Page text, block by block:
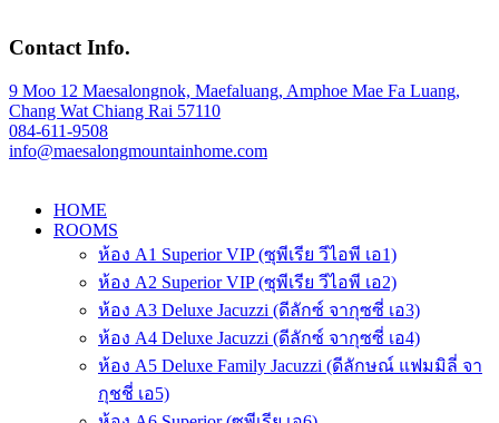
Contact Info.
9 Moo 12 Maesalongnok, Maefaluang, Amphoe Mae Fa Luang,
Chang Wat Chiang Rai 57110
084-611-9508
info@maesalongmountainhome.com
HOME
ROOMS
ห้อง A1 Superior VIP (ซุพีเรีย วีไอพี เอ1)
ห้อง A2 Superior VIP (ซุพีเรีย วีไอพี เอ2)
ห้อง A3 Deluxe Jacuzzi (ดีลักซ์ จากุซซี่ เอ3)
ห้อง A4 Deluxe Jacuzzi (ดีลักซ์ จากุซซี่ เอ4)
ห้อง A5 Deluxe Family Jacuzzi (ดีลักษณ์ แฟมมิลี่ จา
กุชชี่ เอ5)